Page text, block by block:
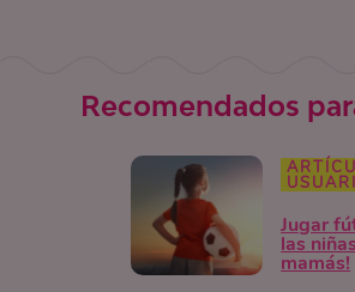
Recomendados
Jugar
las
mamás!